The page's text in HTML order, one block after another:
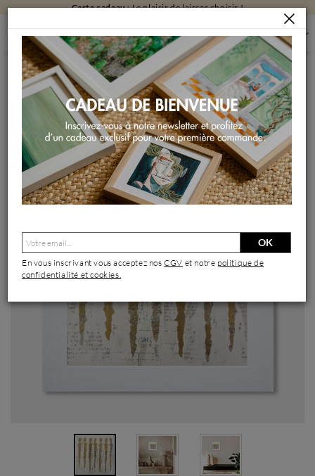
Carte cadeau: Le plaisir de laisser choisir !
PEINTURES PEINTURES PAR FORMAT
PEINTURES PETIT FORMAT
MAGIE DES FÉES
Peinture Magie des fées par Rocco Sophie | Tableau Art
Singulier Acrylique Collage Sable
OK
En vous inscrivant vous acceptez nosCGV et notre politique de
confidentialité et cookies.